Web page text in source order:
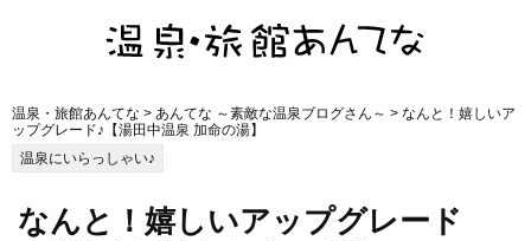
温泉・旅館あんてな > あんてな ～素敵な温泉ブログさん～ > なんと！嬉しいア
ップグレード♪【湯田中温泉 加命の湯】
温泉にいらっしゃい♪
なんと！嬉しいアップグレード